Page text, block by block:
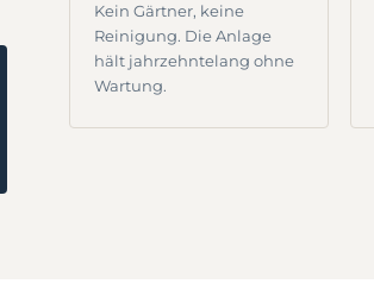
Kein Gärtner, keine
Reinigung. Die Anlage
hält jahrzehntelang ohne
Wartung.